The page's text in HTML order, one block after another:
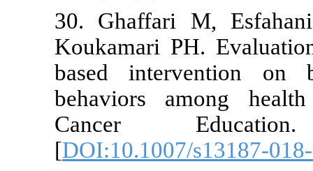
30.
Koukamari
based
behaviors
Cancer
[